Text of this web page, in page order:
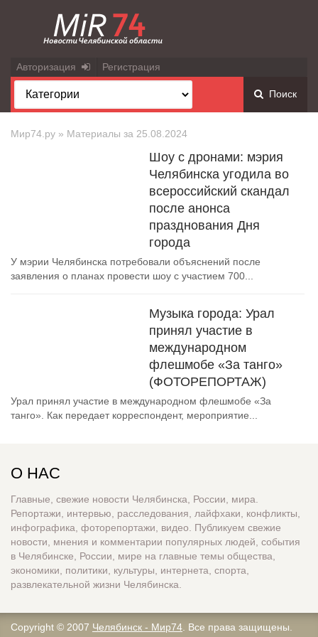
Авторизация Регистрация
Поиск
Мир74.ру » Материалы за 25.08.2024
Шоу с дронами: мэрия
Челябинска угодила во
всероссийский скандал
после анонса
празднования Дня
города
У мэрии Челябинска потребовали объяснений после
заявления о планах провести шоу с участием 700...
Музыка города: Урал
принял участие в
международном
флешмобе «За танго»
(ФОТОРЕПОРТАЖ)
Урал принял участие в международном флешмобе «За
танго». Как передает корреспондент, мероприятие...
О НАС
Главные, свежие новости Челябинска, России, мира.
Репортажи, интервью, расследования, лайфхаки, конфликты,
инфографика, фоторепортажи, видео. Публикуем свежие
новости, мнения и комментарии популярных людей, события
в Челябинске, России, мире на главные темы общества,
экономики, политики, культуры, интернета, спорта,
развлекательной жизни Челябинска.
Copyright © 2007 Челябинск - Мир74 . Все права защищены.